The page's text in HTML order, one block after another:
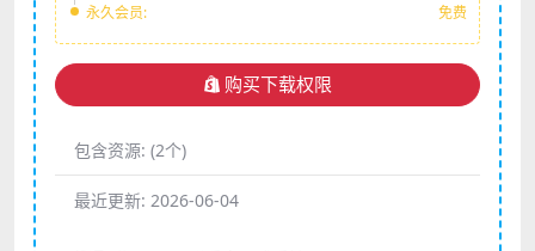
永久会员: 免费
购买下载权限
包含资源: (2个)
最近更新: 2026-06-04